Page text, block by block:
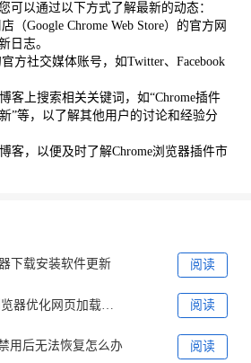
可以通过以下方式了解最新的动态：
（Google Chrome Web Store）的官方网
日志。
方社交媒体账号，如Twitter、Facebook
客上搜索相关关键词，如“Chrome插件
”等，以了解其他用户的讨论和经验分
客，以便及时了解Chrome浏览器插件市
下载安装软件更新 阅读
如何通过Chrome浏览器优化网页加载的优先级顺序 阅读
用后无法恢复怎么办 阅读